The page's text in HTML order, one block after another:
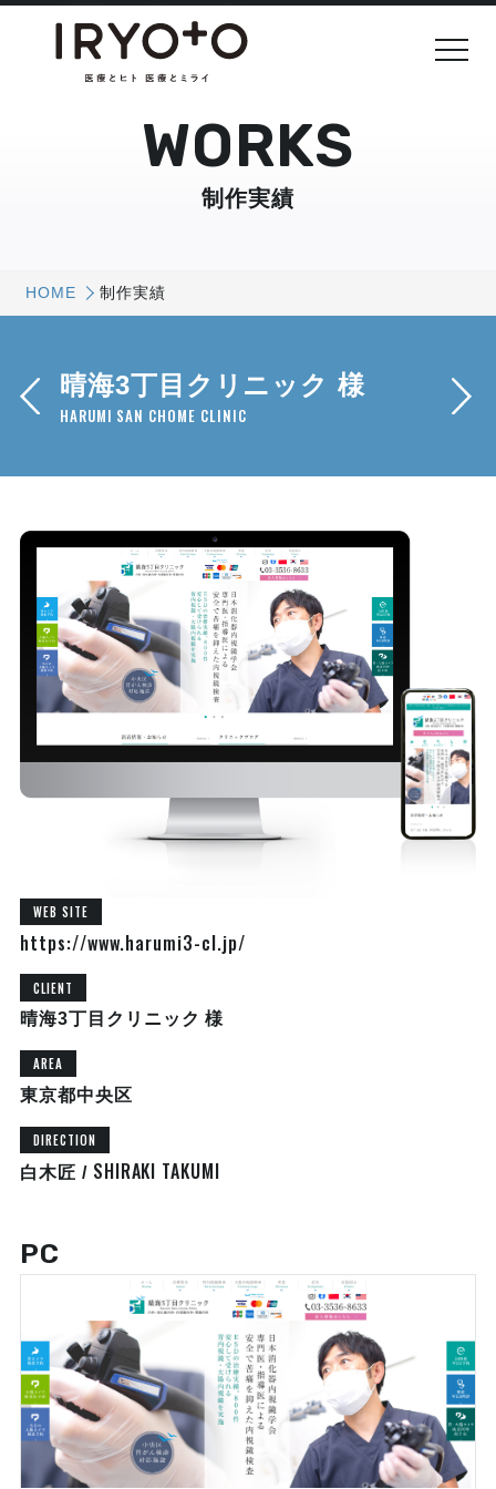
WORKS
制作実績
HOME 制作実績
晴海3丁目クリニック 様
HARUMI SAN CHOME CLINIC
WEB SITE
https://www.harumi3-cl.jp/
CLIENT
晴海3丁目クリニック 様
AREA
東京都中央区
DIRECTION
白木匠 / SHIRAKI TAKUMI
PC